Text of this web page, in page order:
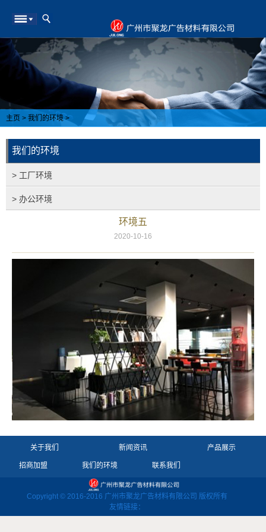
主页 > 我们的环境>
我们的环境
> 工厂环境
> 办公环境
环境五
2020-10-16
关于我们 新闻资讯 产品展示
招商加盟 我们的环境 联系我们
Copyright © 2016-2016 广州市聚龙广告材料有限公司 版权所有
友情链接：